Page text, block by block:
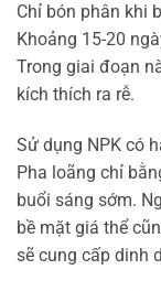
Chỉ bón phân khi
Khoảng 15-20
Trong giai đoạn
kích thích ra rễ.
Sử dụng NPK có
Pha loãng chỉ
buổi sáng sớm.
bề mặt giá thể
sẽ cung cấp dinh